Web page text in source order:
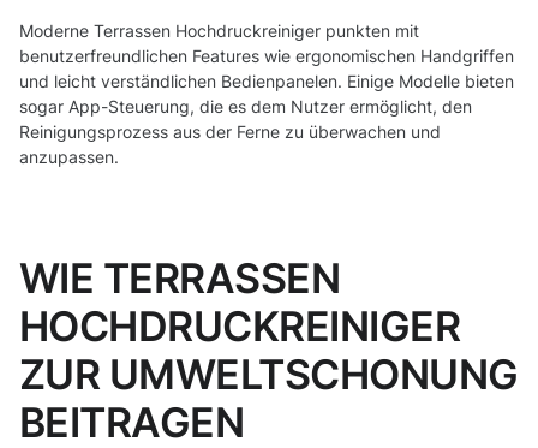
Moderne Terrassen Hochdruckreiniger punkten mit
benutzerfreundlichen Features wie ergonomischen Handgriffen
und leicht verständlichen Bedienpanelen. Einige Modelle bieten
sogar App-Steuerung, die es dem Nutzer ermöglicht, den
Reinigungsprozess aus der Ferne zu überwachen und
anzupassen.
WIE TERRASSEN
HOCHDRUCKREINIGER
ZUR UMWELTSCHONUNG
BEITRAGEN